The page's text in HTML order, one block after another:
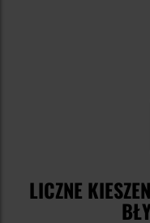
LICZNE